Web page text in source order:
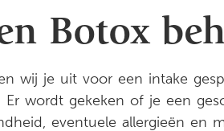
Botox
wij je uit voor een intake
wordt gekeken of je een
eventuele allergieën en